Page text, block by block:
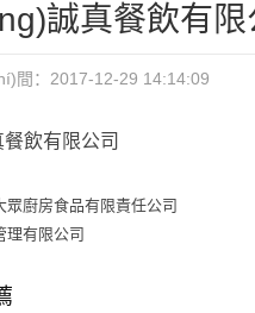
誠真餐飲有限
間：2017-12-29 14:14:09
飲有限公司
眾廚房食品有限責任公司
理有限公司